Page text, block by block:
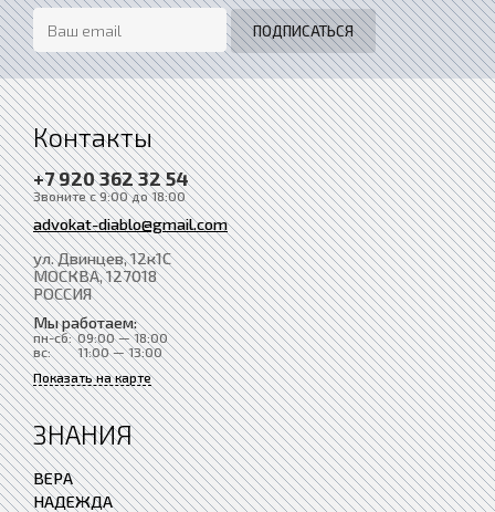
Контакты
+7 920 362 32 54
Звоните с 9:00 до 18:00
advokat-diablo@gmail.com
ул. Двинцев, 12к1С
МОСКВА, 127018
РОССИЯ
Мы работаем:
пн-сб: 09:00 — 18:00
вс:
11:00 — 13:00
Показать на карте
ЗНАНИЯ
ВЕРА
НАДЕЖДА